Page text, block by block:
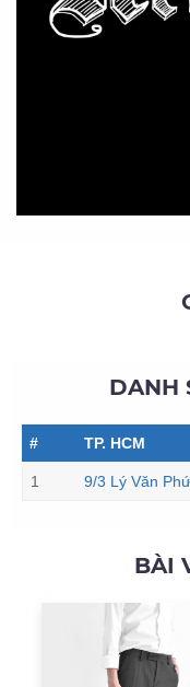
DANH
# TP. HCM
1 9/3 Lý Văn
BÀI